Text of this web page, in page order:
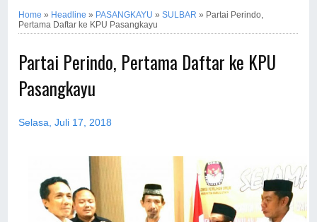
Home » Headline » PASANGKAYU »SULBAR » Partai Perindo,
Pertama Daftar ke KPU Pasangkayu
Partai Perindo, Pertama Daftar ke KPU
Pasangkayu
Selasa, Juli 17, 2018